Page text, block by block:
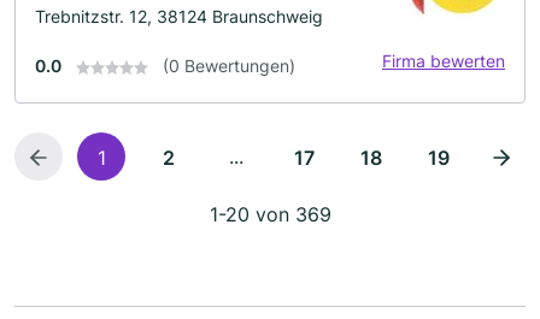
Trebnitzstr. 12, 38124 Braunschweig
0.0 (0 Bewertungen) Firma bewerten
1 2 ... 17 18 19
1-20 von 369